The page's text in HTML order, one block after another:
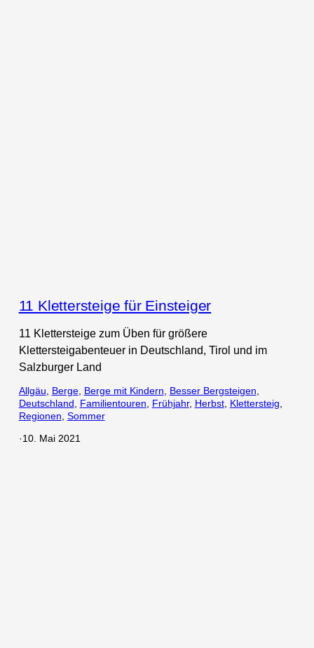
11 Klettersteige für Einsteiger
11 Klettersteige zum Üben für größere
Klettersteigabenteuer in Deutschland, Tirol und im
Salzburger Land
Allgäu Berge, Berge mit Kindern Besser Bergsteigen
Deutschland
Familientouren Frühjahr, Herbst, Klettersteig
Regionen Sommer
·10. Mai 2021